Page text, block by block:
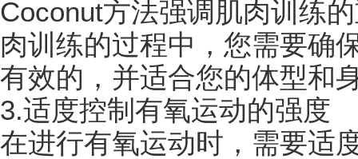
Coconut方法强调肌肉训练
肉训练的过程中，您需要确
有效的，并适合您的体型和
3.适度控制有氧运动的强度
在进行有氧运动时，需要适